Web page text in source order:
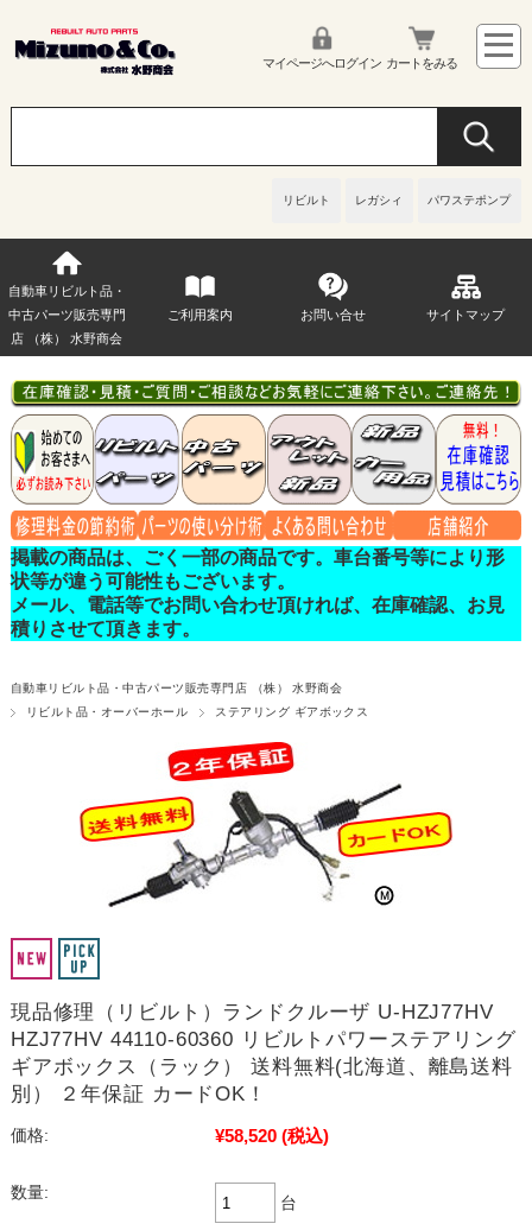
リビルト レガシィ パワステポンプ
マイページへログイン カートをみる
自動車リビルト品・
中古パーツ販売専門
店 （株） 水野商会
ご利用案内 お問い合せ サイトマップ
掲載の商品は、ごく一部の商品です。車台番号等により形
状等が違う可能性もございます。
メール、電話等でお問い合わせ頂ければ、在庫確認、お見
積りさせて頂きます。
自動車リビルト品・中古パーツ販売専門店 （株） 水野商会
リビルト品・オーバーホール
ステアリング ギアボックス
現品修理（リビルト）ランドクルーザ U-HZJ77HV
HZJ77HV 44110-60360 リビルトパワーステアリング
ギアボックス（ラック） 送料無料(北海道、離島送料
別） ２年保証 カードOK！
価格: ¥58,520 (税込)
数量:
台